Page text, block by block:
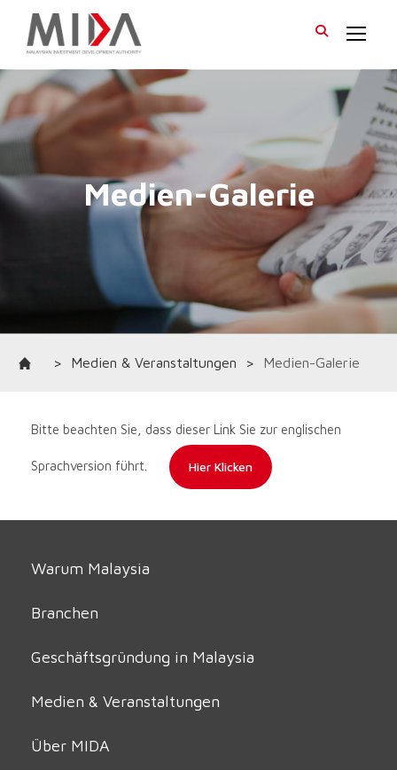
> Medien & Veranstaltungen > Medien-Galerie
Bitte beachten Sie, dass dieser Link Sie zur englischen
Sprachversion führt. Hier Klicken
Warum Malaysia
Branchen
Geschäftsgründung in Malaysia
Medien & Veranstaltungen
Über MIDA